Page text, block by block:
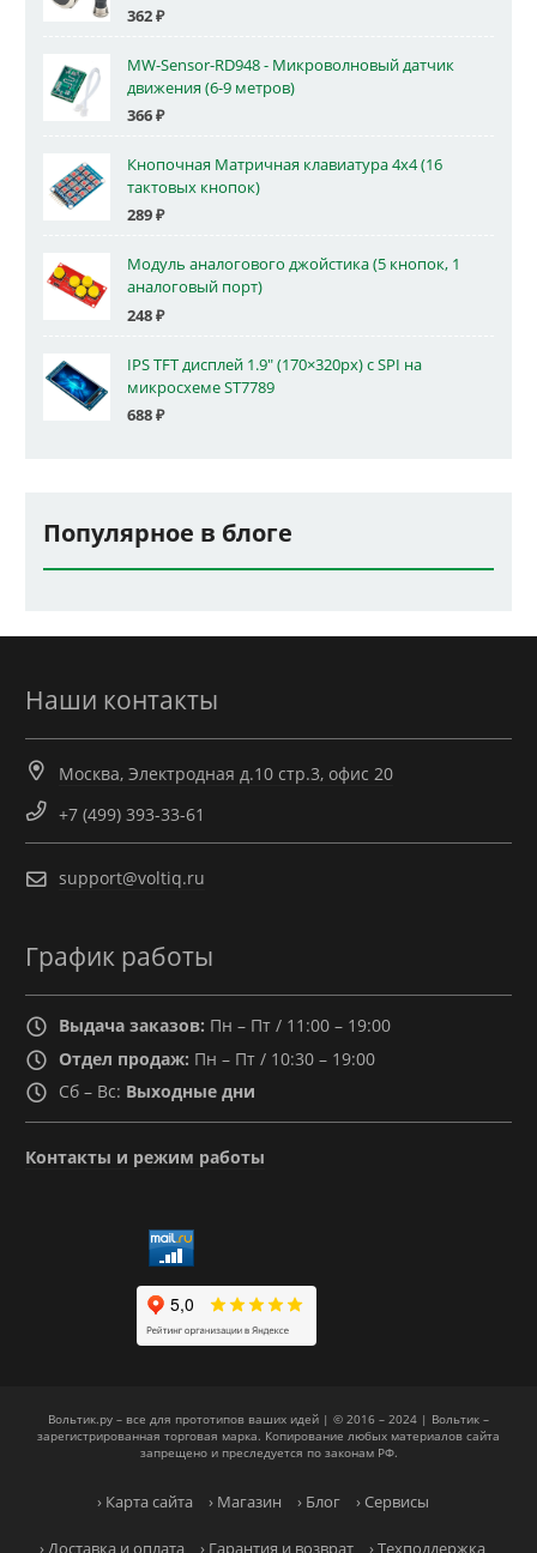
362₽
MW-Sensor-RD948 - Микроволновый датчик
движения (6-9 метров)
366₽
Кнопочная Матричная клавиатура 4x4 (16
тактовых кнопок)
289₽
Модуль аналогового джойстика (5 кнопок, 1
аналоговый порт)
248₽
IPS TFT дисплей 1.9" (170×320px) с SPI на
микросхеме ST7789
688₽
Популярное в блоге
Наши контакты
Москва, Электродная д.10 стр.3, офис 20
+7 (499) 393-33-61
support@voltiq.ru
График работы
Выдача заказов: Пн – Пт / 11:00 – 19:00
Отдел продаж: Пн – Пт / 10:30 – 19:00
Сб – Вс: Выходные дни
Контакты и режим работы
Вольтик.ру – все для прототипов ваших идей | © 2016 – 2024 | Вольтик –
зарегистрированная торговая марка. Копирование любых материалов сайта
запрещено и преследуется по законам РФ.
› Карта сайта › Магазин › Блог › Сервисы